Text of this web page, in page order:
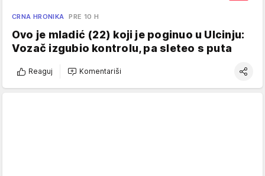
CRNA HRONIKA PRE 10 H
Ovo je mladić (22) koji je poginuo u Ulcinju:
Vozač izgubio kontrolu, pa sleteo s puta
Reaguj Komentariši